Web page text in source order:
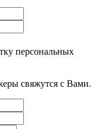
персональных
свяжутся с Вами.